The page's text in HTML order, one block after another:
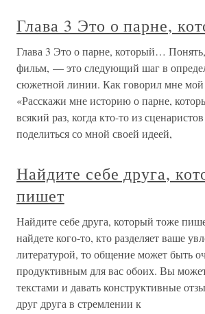
Глава 3 Это о парне,
Глава 3 Это о парне, который…
фильм, — это следующий шаг в
сюжетной линии. Как говорил мне
«Расскажи мне историю о парне,
всякий раз, когда кто-то из
поделиться со мной своей идеей,
Найдите себе друга,
пишет
Найдите себе друга, который тоже
найдете кого-то, кто разделяет ваше
литературой, то общение может быть
продуктивным для вас обоих. Вы
текстами и давать конструктивные
друг друга в стремлении к